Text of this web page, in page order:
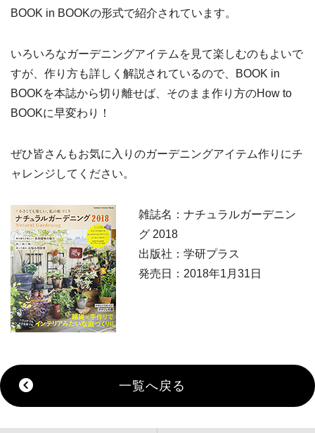
BOOK in BOOKの形式で紹介されています。
いろいろなガーデニングアイテムを見て楽しむのもよいで
すが、作り方も詳しく解説されているので、BOOK in
BOOKを本誌から切り離せば、そのまま作り方のHow to
BOOKに早変わり！
ぜひ皆さんもお気に入りのガーデニングアイテム作りにチ
ャレンジしてください。
雑誌名：ナチュラルガーデニン
グ 2018
出版社：学研プラス
発売日：2018年1月31日
一覧へ戻る